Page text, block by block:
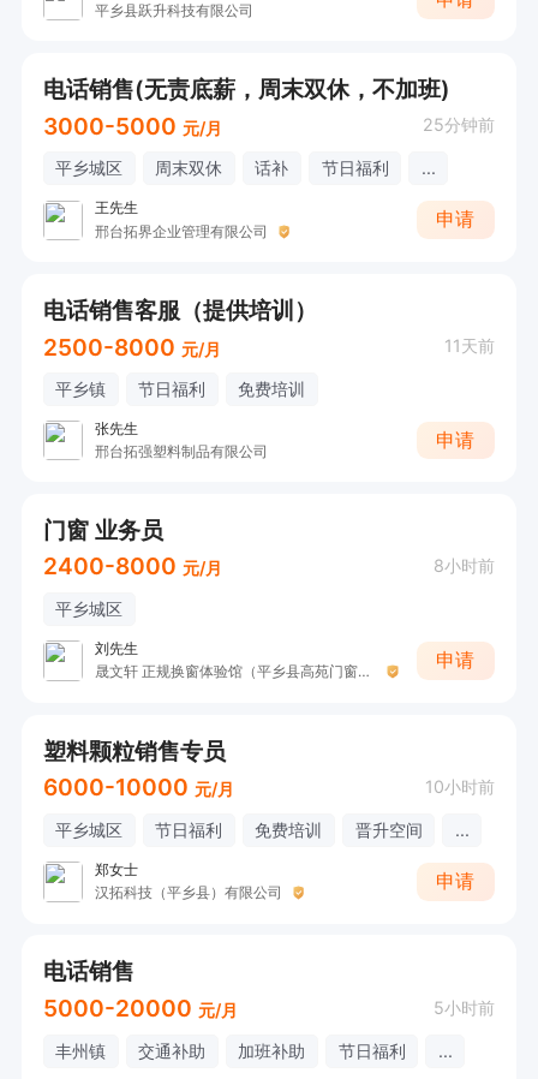
平乡县跃升科技有限公司
电话销售(无责底薪，周末双休，不加班)
3000-5000 元/月 25分钟前
平乡城区 周末双休 话补 节日福利 ...
王先生
邢台拓界企业管理有限公司
申请
电话销售客服（提供培训）
2500-8000 元/月 11天前
平乡镇 节日福利 免费培训
张先生
邢台拓强塑料制品有限公司
申请
门窗 业务员
2400-8000 元/月 8小时前
平乡城区
刘先生
晟文轩 正规换窗体验馆（平乡县高苑门窗厂）
申请
塑料颗粒销售专员
6000-10000 元/月 10小时前
平乡城区 节日福利 免费培训 晋升空间 ...
郑女士
汉拓科技（平乡县）有限公司
申请
电话销售
5000-20000 元/月 5小时前
丰州镇 交通补助 加班补助 节日福利 ...